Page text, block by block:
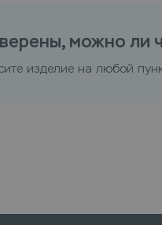
можно ли
изделие на любой